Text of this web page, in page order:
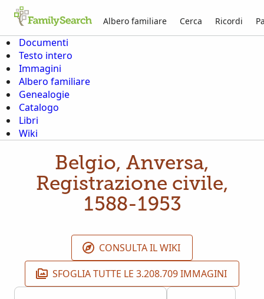
Albero familiare Cerca Ricordi
Documenti
Testo intero
Immagini
Albero familiare
Genealogie
Catalogo
Libri
Wiki
Belgio, Anversa,
Registrazione civile,
1588-1953
CONSULTA IL WIKI
SFOGLIA TUTTE LE 3.208.709 IMMAGINI